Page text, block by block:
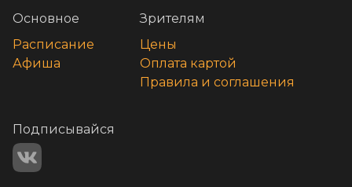
Основное
Расписание
Афиша
Зрителям
Цены
Оплата картой
Правила и соглашения
Подписывайся